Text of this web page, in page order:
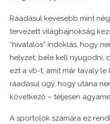
Ráadásul kevesebb mint
tervezett világbajnokság
“hivatalos” indoklás, hogy
helyzet, bele kell nyugodni,
ezt a vb-t, amit már tavaly le
ráadásul úgy, hogy utána
következő – teljesen
A sportolók számára ez